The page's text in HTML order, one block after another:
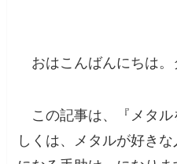
おはこんばんにちは。
この記事は、『メタル
しくは、メタルが好き